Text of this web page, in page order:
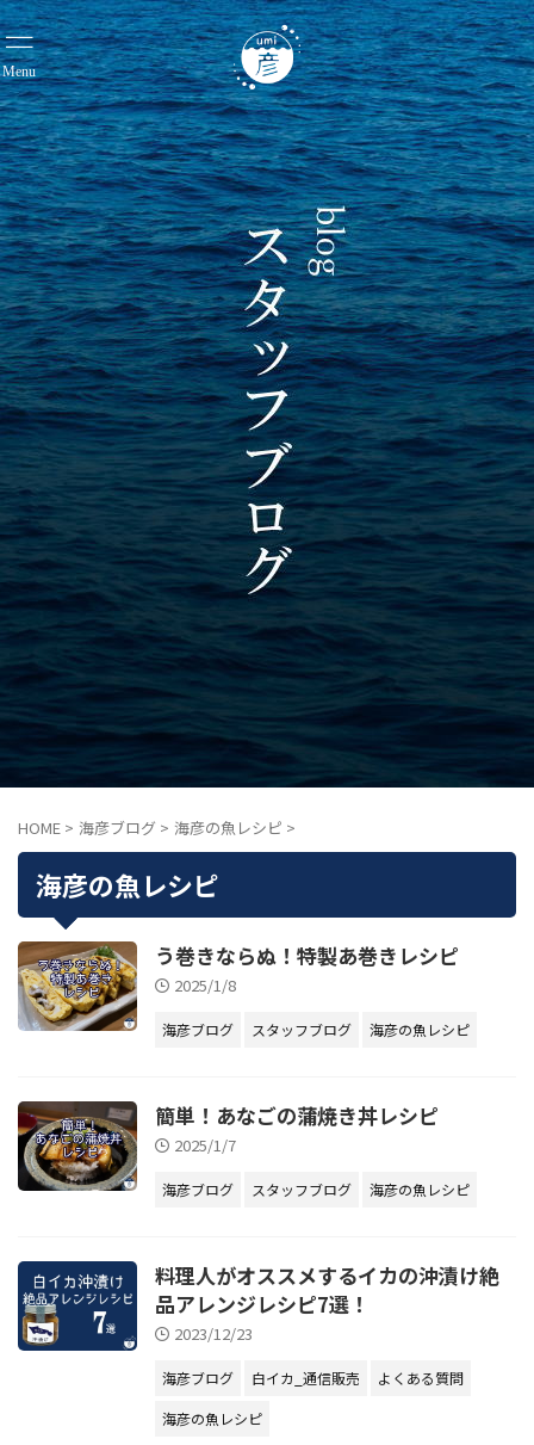
HOME > 海彦ブログ > 海彦の魚レシピ >
海彦の魚レシピ
う巻きならぬ！特製あ巻きレシピ
2025/1/8
海彦ブログ スタッフブログ 海彦の魚レシピ
簡単！あなごの蒲焼き丼レシピ
2025/1/7
海彦ブログ スタッフブログ 海彦の魚レシピ
料理人がオススメするイカの沖漬け絶
品アレンジレシピ7選！
2023/12/23
海彦ブログ 白イカ_通信販売
よくある質問
海彦の魚レシピ